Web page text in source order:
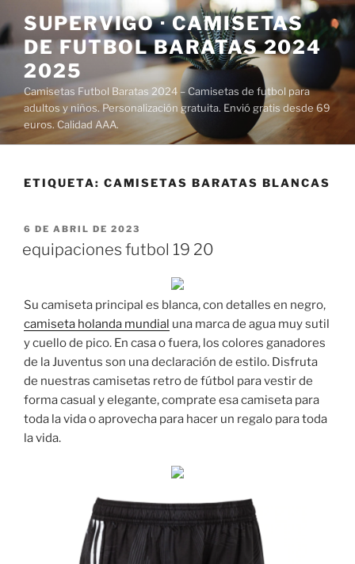
al
contenido
SUPERVIGO · CAMISETAS
DE FUTBOL BARATAS 2024
2025
Camisetas Futbol Baratas 2024 – Camisetas de futbol para
adultos y niños. Personalización gratuita. Envió gratis desde 69
euros. Calidad AAA.
ETIQUETA: CAMISETAS BARATAS BLANCAS
PUBLICADO
6 DE ABRIL DE 2023
equipaciones futbol 19 20
Su camiseta principal es blanca, con detalles en negro,
camiseta holanda mundial una marca de agua muy sutil
y cuello de pico. En casa o fuera, los colores ganadores
de la Juventus son una declaración de estilo. Disfruta
de nuestras camisetas retro de fútbol para vestir de
forma casual y elegante, comprate esa camiseta para
toda la vida o aprovecha para hacer un regalo para toda
la vida.